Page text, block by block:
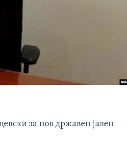
за нов државен јавен